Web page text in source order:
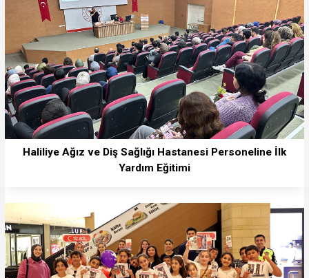
Haliliye Ağız ve Diş Sağlığı Hastanesi Personeline İlk
Yardım Eğitimi